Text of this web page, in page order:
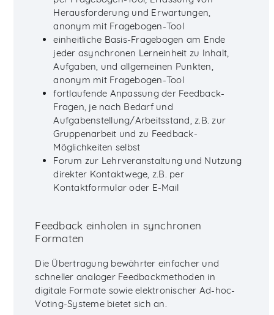
Herausforderung und Erwartungen,
anonym mit Fragebogen-Tool
einheitliche Basis-Fragebogen am Ende
jeder asynchronen Lerneinheit zu Inhalt,
Aufgaben, und allgemeinen Punkten,
anonym mit Fragebogen-Tool
fortlaufende Anpassung der Feedback-
Fragen, je nach Bedarf und
Aufgabenstellung/Arbeitsstand, z.B. zur
Gruppenarbeit und zu Feedback-
Möglichkeiten selbst
Forum zur Lehrveranstaltung und Nutzung
direkter Kontaktwege, z.B. per
Kontaktformular oder E-Mail
Feedback einholen in synchronen
Formaten
Die Übertragung bewährter einfacher und
schneller analoger Feedbackmethoden in
digitale Formate sowie elektronischer Ad-hoc-
Voting-Systeme bietet sich an.